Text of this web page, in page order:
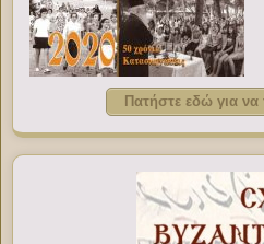
Πατήστε εδώ για να